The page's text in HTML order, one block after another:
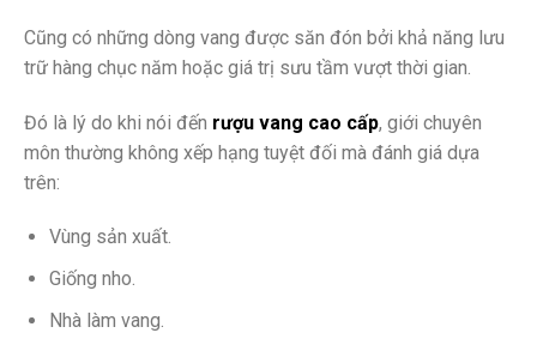
Cũng có những dòng vang được săn đón bởi khả năng lưu
trữ hàng chục năm hoặc giá trị sưu tầm vượt thời gian.
Đó là lý do khi nói đến rượu vang cao cấp, giới chuyên
môn thường không xếp hạng tuyệt đối mà đánh giá dựa
trên:
Vùng sản xuất.
Giống nho.
Nhà làm vang.